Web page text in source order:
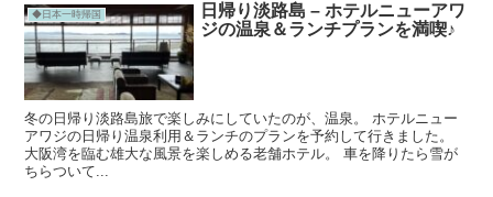
◆日本一時帰国
日帰り淡路島 – ホテルニューアワ
ジの温泉＆ランチプランを満喫♪
冬の日帰り淡路島旅で楽しみにしていたのが、温泉。 ホテルニュー
アワジの日帰り温泉利用＆ランチのプランを予約して行きました。
大阪湾を臨む雄大な風景を楽しめる老舗ホテル。 車を降りたら雪が
ちらついて...